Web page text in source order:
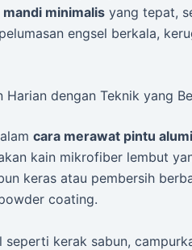
minimalis yang tepat,
engsel berkala,
Harian dengan Teknik yang
cara merawat pintu
kain mikrofiber lembut
keras atau pembersih
coating.
seperti kerak sabun,